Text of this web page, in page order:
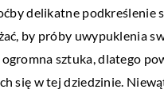
delikatne
by próby uwypuklenia
sztuka, dlatego
się w tej dziedzinie.